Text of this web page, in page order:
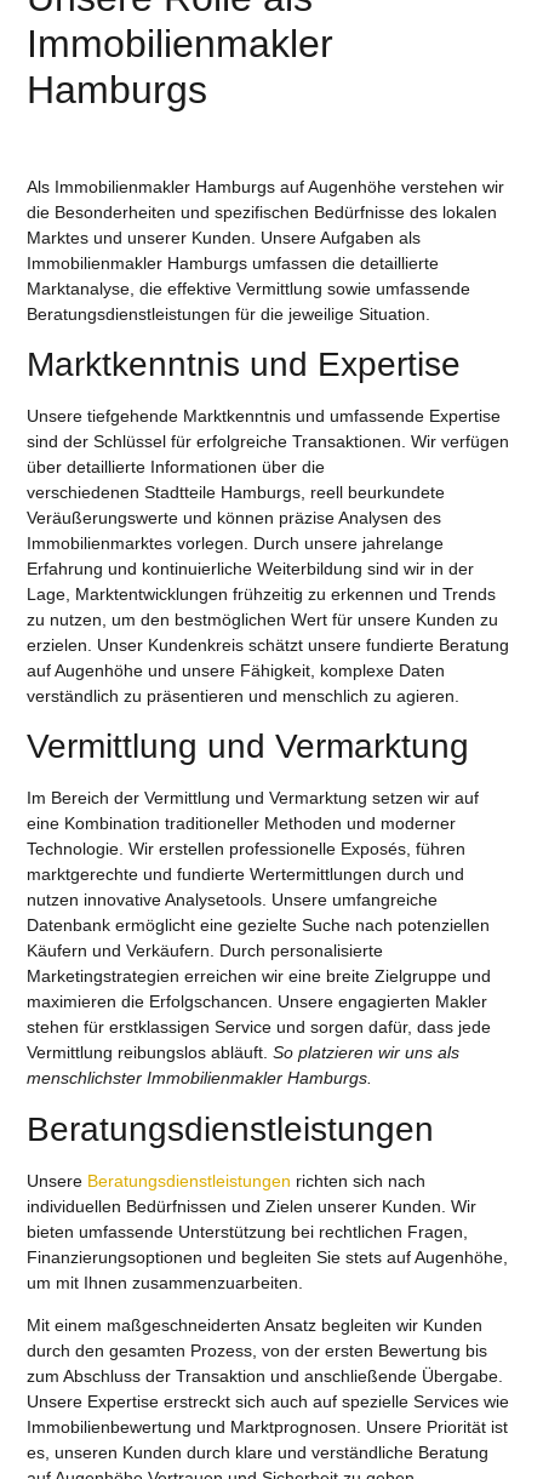
Immobilienmakler
Hamburgs
Als Immobilienmakler Hamburgs auf Augenhöhe verstehen wir
die Besonderheiten und spezifischen Bedürfnisse des lokalen
Marktes und unserer Kunden. Unsere Aufgaben als
Immobilienmakler Hamburgs umfassen die detaillierte
Marktanalyse, die effektive Vermittlung sowie umfassende
Beratungsdienstleistungen für die jeweilige Situation.
Marktkenntnis und Expertise
Unsere tiefgehende Marktkenntnis und umfassende Expertise
sind der Schlüssel für erfolgreiche Transaktionen. Wir verfügen
über detaillierte Informationen über die
verschiedenenStadtteile Hamburgs, reell beurkundete
Veräußerungswerte und können präzise Analysen des
Immobilienmarktes vorlegen. Durch unsere jahrelange
Erfahrung und kontinuierliche Weiterbildung sind wir in der
Lage, Marktentwicklungen frühzeitig zu erkennen und Trends
zu nutzen, um den bestmöglichen Wert für unsere Kunden zu
erzielen. Unser Kundenkreis schätzt unsere fundierte Beratung
auf Augenhöhe und unsere Fähigkeit, komplexe Daten
verständlich zu präsentieren und menschlich zu agieren.
Vermittlung und Vermarktung
Im Bereich der Vermittlung und Vermarktung setzen wir auf
eine Kombination traditioneller Methoden und moderner
Technologie. Wir erstellen professionelle Exposés, führen
marktgerechte und fundierte Wertermittlungen durch und
nutzen innovative Analysetools. Unsere umfangreiche
Datenbank ermöglicht eine gezielte Suche nach potenziellen
Käufern und Verkäufern. Durch personalisierte
Marketingstrategien erreichen wir eine breite Zielgruppe und
maximieren die Erfolgschancen. Unsere engagierten Makler
stehen für erstklassigen Service und sorgen dafür, dass jede
Vermittlung reibungslos abläuft.So platzieren wir uns als
menschlichster Immobilienmakler Hamburgs.
Beratungsdienstleistungen
Unsere Beratungsdienstleistungen richten sich nach
individuellen Bedürfnissen und Zielen unserer Kunden. Wir
bieten umfassende Unterstützung bei rechtlichen Fragen,
Finanzierungsoptionen und begleiten Sie stets auf Augenhöhe,
um mit Ihnen zusammenzuarbeiten.
Mit einem maßgeschneiderten Ansatz begleiten wir Kunden
durch den gesamten Prozess, von der ersten Bewertung bis
zum Abschluss der Transaktion und anschließende Übergabe.
Unsere Expertise erstreckt sich auch auf spezielle Services wie
Immobilienbewertung und Marktprognosen. Unsere Priorität ist
es, unseren Kunden durch klare und verständliche Beratung